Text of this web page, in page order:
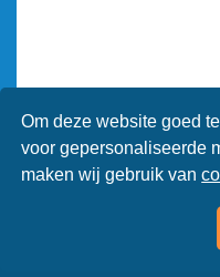
Om deze website goed
voor gepersonaliseerde
maken wij gebruik van
© Animaatjes.nl -